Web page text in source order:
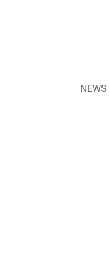
NEWS